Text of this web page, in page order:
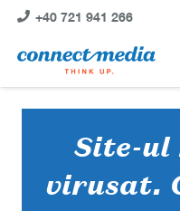
+40 721 941 266
Site-ul
virusat.